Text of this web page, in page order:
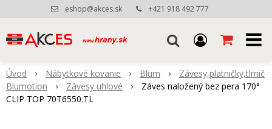
eshop@akces.sk +421 918 492 777
Úvod Nábytkové kovanie Blum
Závesy,platničky,tlmič
Blumotion
Závesy uhlové
Záves naložený bez pera 170°
CLIP TOP 70T6550.TL